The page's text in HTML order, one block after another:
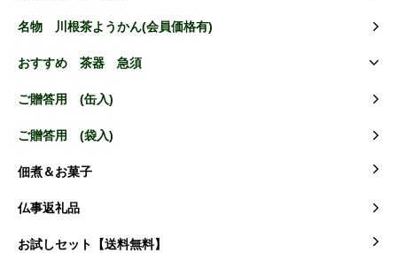
名物 川根茶ようかん(会員価格有)
おすすめ 茶器 急須
ご贈答用 (缶入)
ご贈答用 (袋入)
佃煮＆お菓子
仏事返礼品
お試しセット【送料無料】